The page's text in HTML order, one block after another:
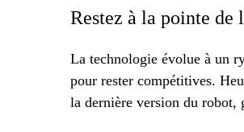
Restez à la pointe de
La technologie évolue à un
pour rester compétitives.
la dernière version du robot,